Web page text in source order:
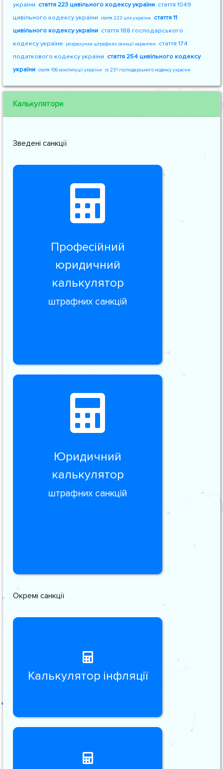
україни стаття 223 цивільного кодексу україни стаття 1049
цивільного кодексу україни стаття 223 цпк україни
стаття 11
цивільного кодексу україни стаття 188 господарського
кодексу україни
розрахунки штрафних санкції карантин
стаття 174
податкового кодексу україни стаття 254 цивільного кодексу
україни стаття 106 конституції україни ст. 231 господарського кодексу україни
Калькулятори
Зведені санкції
Професійний
юридичний
калькулятор
штрафних санкцій
Юридичний
калькулятор
штрафних санкцій
Окремі санкції
Калькулятор інфляції